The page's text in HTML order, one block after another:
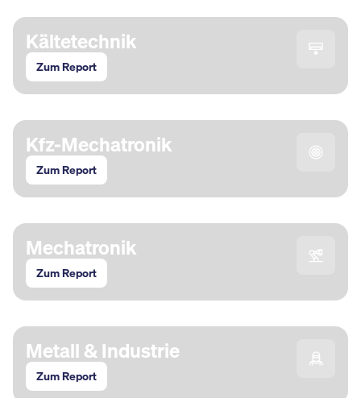
Zum Report
Kältetechnik
Zum Report
Kfz-Mechatronik
Zum Report
Mechatronik
Zum Report
Metall & Industrie